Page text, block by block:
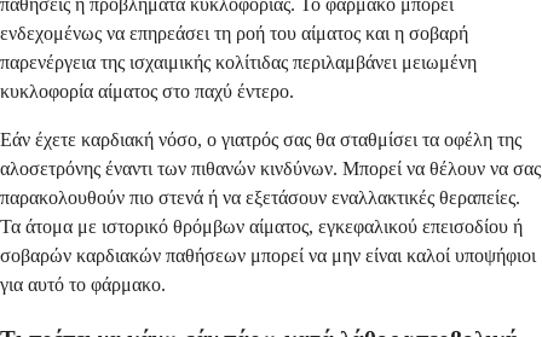
παθήσεις ή προβλήματα κυκλοφορίας. Το φάρμακο μπορεί
ενδεχομένως να επηρεάσει τη ροή του αίματος και η σοβαρή
παρενέργεια της ισχαιμικής κολίτιδας περιλαμβάνει μειωμένη
κυκλοφορία αίματος στο παχύ έντερο.
Εάν έχετε καρδιακή νόσο, ο γιατρός σας θα σταθμίσει τα οφέλη της
αλοσετρόνης έναντι των πιθανών κινδύνων. Μπορεί να θέλουν να σας
παρακολουθούν πιο στενά ή να εξετάσουν εναλλακτικές θεραπείες.
Τα άτομα με ιστορικό θρόμβων αίματος, εγκεφαλικού επεισοδίου ή
σοβαρών καρδιακών παθήσεων μπορεί να μην είναι καλοί υποψήφιοι
για αυτό το φάρμακο.